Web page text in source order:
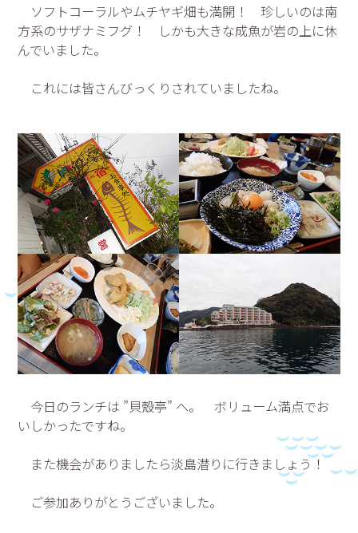
ソフトコーラルやムチヤギ畑も満開！ 珍しいのは南
方系のサザナミフグ！ しかも大きな成魚が岩の上に休
んでいました。
これには皆さんびっくりされていましたね。
今日のランチは ”貝殻亭” へ。 ボリューム満点でお
いしかったですね。
また機会がありましたら淡島潜りに行きましょう！
ご参加ありがとうございました。